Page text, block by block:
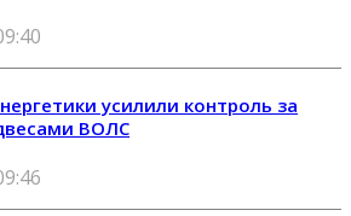
усилили контроль за
ВОЛС